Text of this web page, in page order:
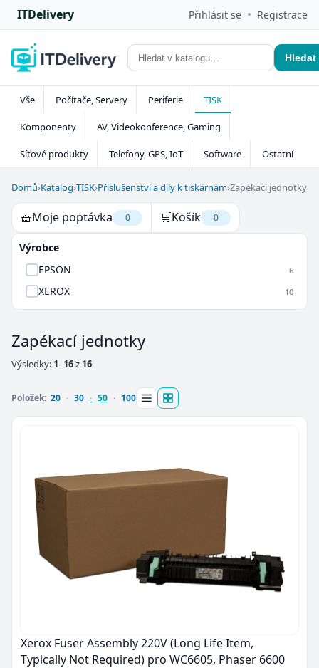
ITDelivery Přihlásit se • Registrace
Hledat
Vše Počítače, Servery Periferie TISK
Komponenty AV, Videokonference, Gaming
Síťové produkty Telefony, GPS, IoT Software Ostatní
Domů›Katalog›TISK›Příslušenství a díly k tiskárnám›Zapékací jednotky
🧺Moje poptávka 0 🛒Košík 0
Výrobce
EPSON
6
XEROX 10
Zapékací jednotky
Výsledky: 1–16z 16
Položek: 20 30 50 100
Xerox Fuser Assembly 220V (Long Life Item,
Typically Not Required) pro WC6605, Phaser 6600